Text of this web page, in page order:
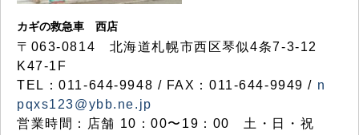
カギの救急車 西店
〒063-0814 北海道札幌市西区琴似4条7-3-12
K47-1F
TEL：011-644-9948 / FAX：011-644-9949 / n
pqxs123@ybb.ne.jp
営業時間：店舗 10：00〜19：00 土・日・祝